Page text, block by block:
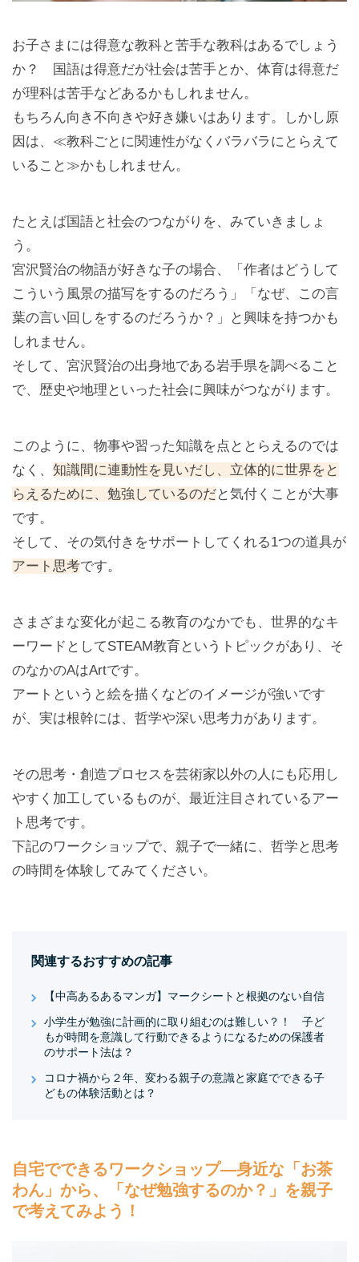
お子さまには得意な教科と苦手な教科はあるでしょう
か？ 国語は得意だが社会は苦手とか、体育は得意だ
が理科は苦手などあるかもしれません。
もちろん向き不向きや好き嫌いはあります。しかし原
因は、≪教科ごとに関連性がなくバラバラにとらえて
いること≫かもしれません。
たとえば国語と社会のつながりを、みていきましょ
う。
宮沢賢治の物語が好きな子の場合、「作者はどうして
こういう風景の描写をするのだろう」「なぜ、この言
葉の言い回しをするのだろうか？」と興味を持つかも
しれません。
そして、宮沢賢治の出身地である岩手県を調べること
で、歴史や地理といった社会に興味がつながります。
このように、物事や習った知識を点ととらえるのでは
なく、 知識間に連動性を見いだし、立体的に世界をと
らえるために、勉強しているのだと気付くことが大事
です。
そして、その気付きをサポートしてくれる1つの道具が
アート思考です。
さまざまな変化が起こる教育のなかでも、世界的なキ
ーワードとしてSTEAM教育というトピックがあり、そ
のなかのAはArtです。
アートというと絵を描くなどのイメージが強いです
が、実は根幹には、哲学や深い思考力があります。
その思考・創造プロセスを芸術家以外の人にも応用し
やすく加工しているものが、最近注目されているアー
ト思考です。
下記のワークショップで、親子で一緒に、哲学と思考
の時間を体験してみてください。
関連するおすすめの記事
【中高あるあるマンガ】マークシートと根拠のない自信
小学生が勉強に計画的に取り組むのは難しい？！ 子ど
もが時間を意識して行動できるようになるための保護者
のサポート法は？
コロナ禍から２年、変わる親子の意識と家庭でできる子
どもの体験活動とは？
自宅でできるワークショップ—身近な「お茶
わん」から、「なぜ勉強するのか？」を親子
で考えてみよう！